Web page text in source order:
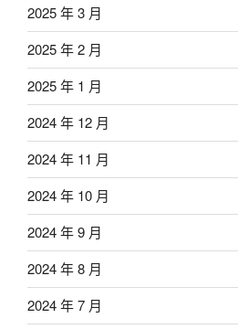
2025 年 3 月
2025 年 2 月
2025 年 1 月
2024 年 12 月
2024 年 11 月
2024 年 10 月
2024 年 9 月
2024 年 8 月
2024 年 7 月